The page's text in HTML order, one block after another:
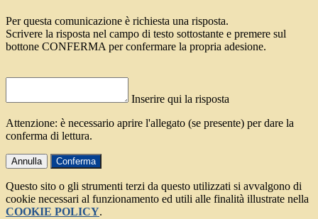
Per questa comunicazione è richiesta una risposta.
Scrivere la risposta nel campo di testo sottostante e premere sul
bottone CONFERMA per confermare la propria adesione.
Inserire qui la risposta
Attenzione: è necessario aprire l'allegato (se presente) per dare la
conferma di lettura.
Annulla Conferma
Questo sito o gli strumenti terzi da questo utilizzati si avvalgono di
cookie necessari al funzionamento ed utili alle finalità illustrate nella
COOKIE POLICY.